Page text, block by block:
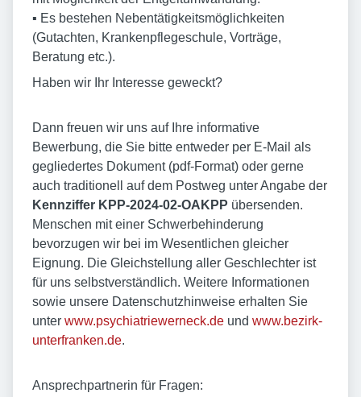
▪ Es bestehen Nebentätigkeitsmöglichkeiten
(Gutachten, Krankenpflegeschule, Vorträge,
Beratung etc.).
Haben wir Ihr Interesse geweckt?
Dann freuen wir uns auf Ihre informative
Bewerbung, die Sie bitte entweder per E-Mail als
gegliedertes Dokument (pdf-Format) oder gerne
auch traditionell auf dem Postweg unter Angabe der
Kennziffer KPP-2024-02-OAKPP übersenden.
Menschen mit einer Schwerbehinderung
bevorzugen wir bei im Wesentlichen gleicher
Eignung. Die Gleichstellung aller Geschlechter ist
für uns selbstverständlich. Weitere Informationen
sowie unsere Datenschutzhinweise erhalten Sie
unter www.psychiatriewerneck.de und www.bezirk-
unterfranken.de.
Ansprechpartnerin für Fragen: